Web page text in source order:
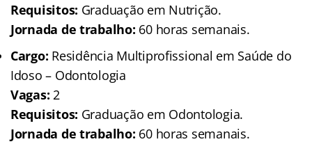
Requisitos: Graduação em Nutrição.
Jornada de trabalho: 60 horas semanais.
Cargo: Residência Multiprofissional em Saúde do
Idoso – Odontologia
Vagas: 2
Requisitos: Graduação em Odontologia.
Jornada de trabalho: 60 horas semanais.